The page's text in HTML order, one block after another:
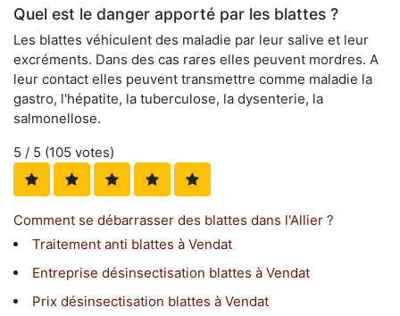
Quel est le danger apporté par les blattes ?
Les blattes véhiculent des maladie par leur salive et leur
excréments. Dans des cas rares elles peuvent mordres. A
leur contact elles peuvent transmettre comme maladie la
gastro, l'hépatite, la tuberculose, la dysenterie, la
salmonellose.
5 / 5 (105 votes)
Comment se débarrasser des blattes dans l'Allier ?
Traitement anti blattes à Vendat
Entreprise désinsectisation blattes à Vendat
Prix désinsectisation blattes à Vendat